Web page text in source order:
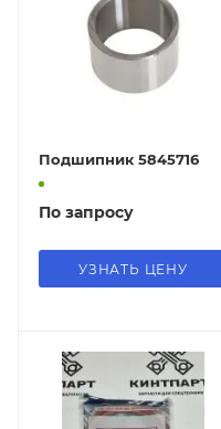
Подшипник 5845716
По запросу
УЗНАТЬ ЦЕНУ